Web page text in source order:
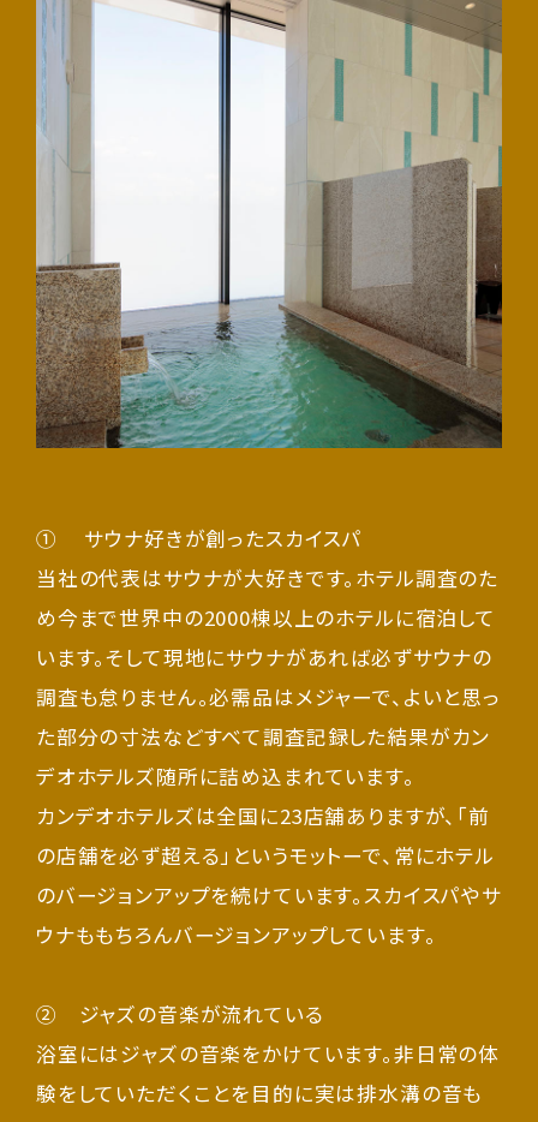
① サウナ好きが創ったスカイスパ
当社の代表はサウナが大好きです。ホテル調査のた
め今まで世界中の2000棟以上のホテルに宿泊して
います。そして現地にサウナがあれば必ずサウナの
調査も怠りません。必需品はメジャーで、よいと思っ
た部分の寸法などすべて調査記録した結果がカン
デオホテルズ随所に詰め込まれています。
カンデオホテルズは全国に23店舗ありますが、「前
の店舗を必ず超える」というモットーで、常にホテル
のバージョンアップを続けています。スカイスパやサ
ウナももちろんバージョンアップしています。
② ジャズの音楽が流れている
浴室にはジャズの音楽をかけています。非日常の体
験をしていただくことを目的に実は排水溝の音も